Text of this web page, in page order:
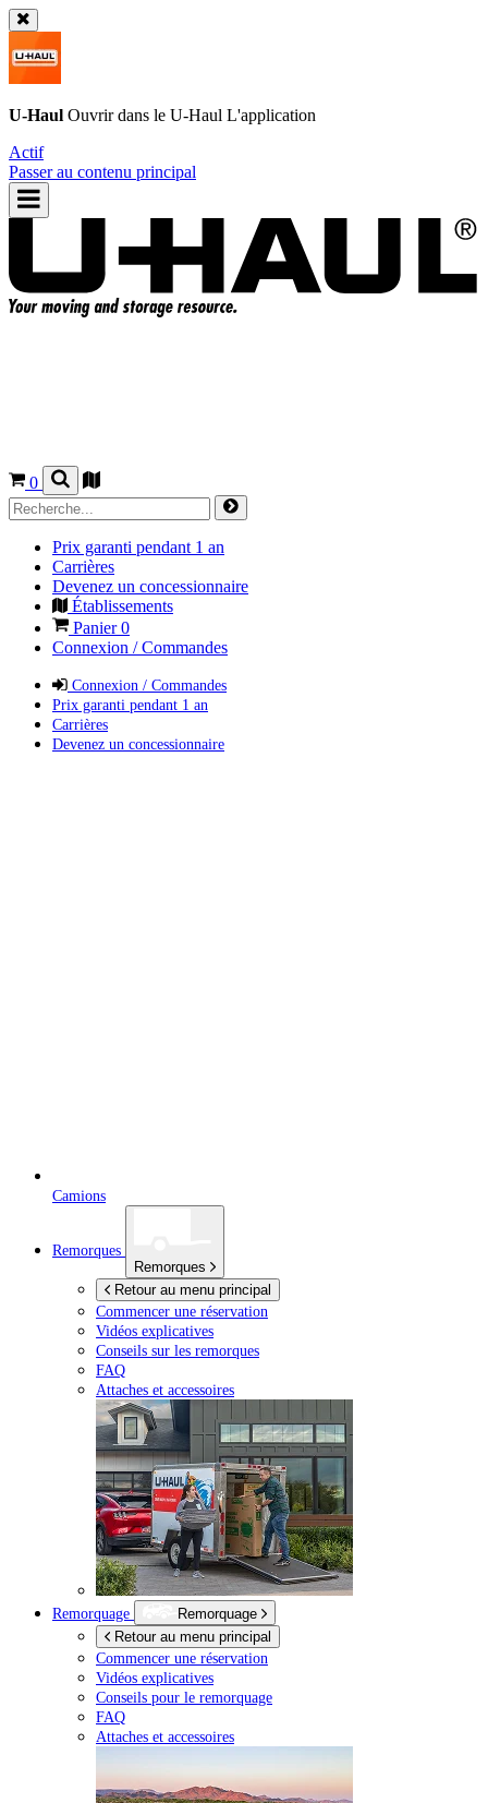
U-Haul Ouvrir dans le U-Haul L'application
Actif
Passer au contenu principal
0
Prix garanti pendant 1 an
Carrières
Devenez un concessionnaire
Établissements
Panier0
Connexion / Commandes
Connexion / Commandes
Prix garanti pendant 1 an
Carrières
Devenez un concessionnaire
Camions
Remorques
Remorques
Retour au menu principal
Commencer une réservation
Vidéos explicatives
Conseils sur les remorques
FAQ
Attaches et accessoires
Remorquage
Remorquage
Retour au menu principal
Commencer une réservation
Vidéos explicatives
Conseils pour le remorquage
FAQ
Attaches et accessoires